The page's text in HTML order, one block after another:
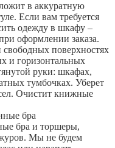
в аккуратную
Если вам требуется
одежду в шкафу –
оформлении заказа.
поверхностях
и горизонтальных
руки: шкафах,
тумбочках. Уберет
Очистит книжные
бра
бра и торшеры,
Мы не будем